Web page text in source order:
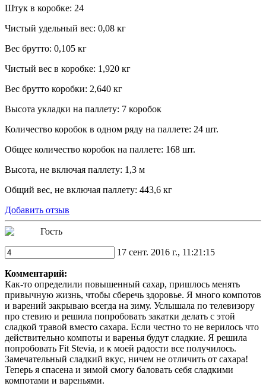
Штук в коробке: 24
Чистый удельный вес: 0,08 кг
Вес брутто: 0,105 кг
Чистый вес в коробке: 1,920 кг
Вес брутто коробки: 2,640 кг
Высота укладки на паллету: 7 коробок
Количество коробок в одном ряду на паллете: 24 шт.
Общее количество коробок на паллете: 168 шт.
Высота, не включая паллету: 1,3 м
Общий вес, не включая паллету: 443,6 кг
Добавить отзыв
Гость
17 сент. 2016 г., 11:21:15
Комментарий:
Как-то определили повышенный сахар, пришлось менять
привычную жизнь, чтобы сберечь здоровье. Я много компотов
и варений закрываю всегда на зиму. Услышала по телевизору
про стевию и решила попробовать закатки делать с этой
сладкой травой вместо сахара. Если честно то не верилось что
действительно компоты и варенья будут сладкие. Я решила
попробовать Fit Stevia, и к моей радости все получилось.
Замечательный сладкий вкус, ничем не отличить от сахара!
Теперь я спасена и зимой смогу баловать себя сладкими
компотами и вареньями.